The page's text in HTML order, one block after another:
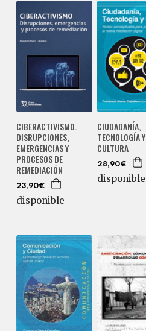
CIBERACTIVISMO.
DISRUPCIONES,
EMERGENCIAS Y
PROCESOS DE
REMEDIACIÓN
23,90€
disponible
CIUDADANÍA,
TECNOLOGÍA Y
CULTURA
28,90€
disponible